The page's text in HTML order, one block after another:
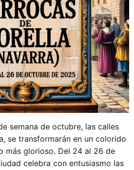
semana de octubre, las calles
se transformarán en un colorido
más glorioso. Del 24 al 26 de
celebra con entusiasmo las